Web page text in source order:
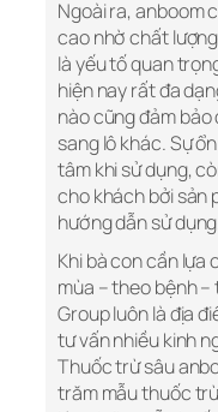
Ngoài ra, anboom
cao nhờ chất
là yếu tố quan
hiện nay rất đa
nào cũng đảm bảo
sang lô khác. Sự
tâm khi sử dụng,
cho khách bởi sản
hướng dẫn sử
Khi bà con cần lựa
mùa – theo bệnh
Group luôn là địa
tư vấn nhiều kinh
Thuốc trừ sâu
trăm mẫu thuốc